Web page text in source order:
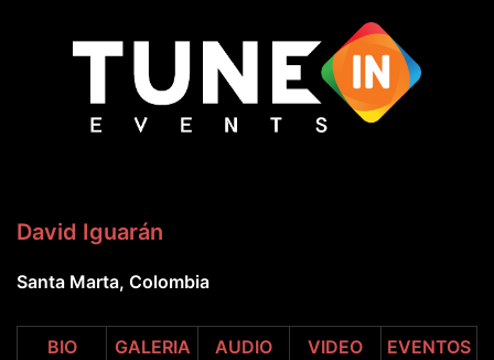
David Iguarán
Santa Marta, Colombia
BIO GALERIA AUDIO VIDEO EVENTOS